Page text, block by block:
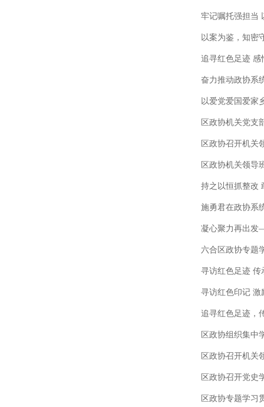
牢记嘱托强担当
以案为鉴，知
追寻红色足迹 感
奋力推动政协系
以爱党爱国爱
区政协机关党支
区政协召开机关
区政协机关领导
持之以恒抓整改
施勇君在政协系
凝心聚力再出发
六合区政协专题
寻访红色足迹
寻访红色印记 激
追寻红色足迹，
区政协组织集中
区政协召开机关
区政协召开党史
区政协专题学习